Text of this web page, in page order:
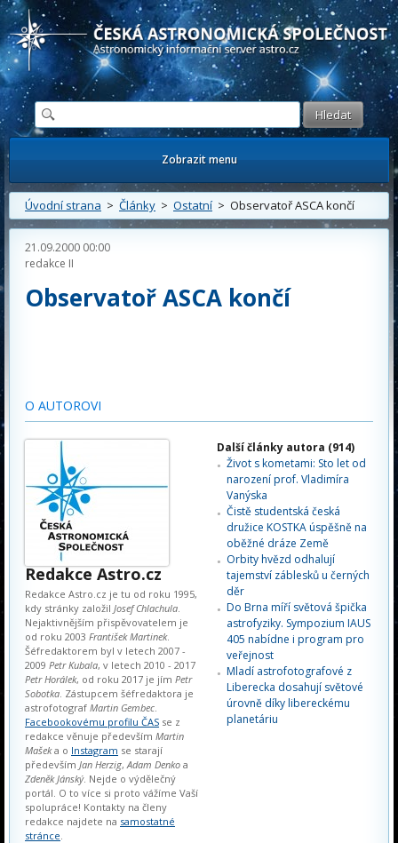
Česká astronomická společnost - Informační astronomický server
Zobrazit menu
Úvodní strana > Články > Ostatní > Observatoř ASCA končí
21.09.2000 00:00
redakce II
Observatoř ASCA končí
O AUTOROVI
Redakce Astro.cz
Redakce Astro.cz je tu od roku 1995,
kdy stránky založil Josef Chlachula.
Nejaktivnějším přispěvovatelem je
od roku 2003 František Martinek.
Šéfredaktorem byl v letech 2007 -
2009 Petr Kubala, v letech 2010 - 2017
Petr Horálek, od roku 2017 je jím Petr
Sobotka. Zástupcem šéfredaktora je
astrofotograf Martin Gembec.
Facebookovému profilu ČAS se z
redakce věnuje především Martin
Mašeka o Instagram se starají
především Jan Herzig,Adam Denko a
Zdeněk Jánský. Nejde o výdělečný
portál. O to více si proto vážíme Vaší
spolupráce! Kontakty na členy
redakce najdete na samostatné
stránce.
Další články autora (914)
Život s kometami: Sto let od
narození prof. Vladimíra
Vanýska
Čistě studentská česká
družice KOSTKA úspěšně na
oběžné dráze Země
Orbity hvězd odhalují
tajemství záblesků u černých
děr
Do Brna míří světová špička
astrofyziky. Sympozium IAUS
405 nabídne i program pro
veřejnost
Mladí astrofotografové z
Liberecka dosahují světové
úrovně díky libereckému
planetáriu